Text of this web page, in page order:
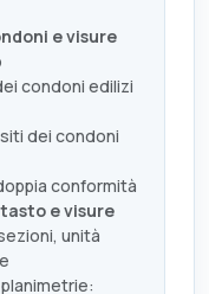
e visure
condoni edilizi
dei condoni
conformità
e visure
unità